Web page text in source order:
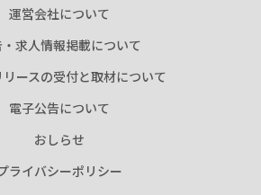
運営会社について
求人情報掲載について
ースの受付と取材について
電子公告について
おしらせ
ライバシーポリシー